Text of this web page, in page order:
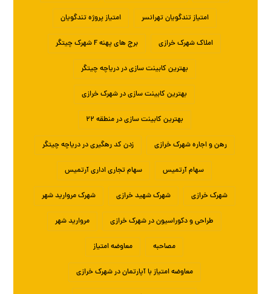
امتیاز تندگویان تهرانسر امتیاز پروژه تندگویان
املاک شهرک خرازی برج های پهنه F شهرک چیتگر
بهترین کابینت سازی در دریاچه چیتگر
بهترین کابینت سازی در شهرک خرازی
بهترین کابینت سازی در منطقه ۲۲
رهن و اجاره شهرک خرازی زدن کد رهگیری در دریاچه چیتگر
سهام آرتمیس سهام تجاری اداری آرتمیس
شهرک خرازی شهرک شهید خرازی شهرک مروارید شهر
طراحی و دکوراسیون در شهرک خرازی مروارید شهر
مصاحبه معاوضه امتیاز
معاوضه امتیاز با آپارتمان در شهرک خرازی